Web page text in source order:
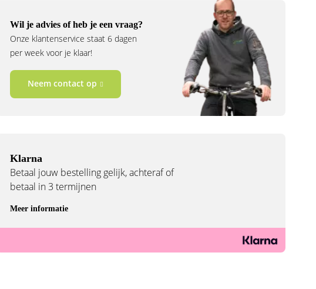
Wil je advies of heb je een vraag?
Onze klantenservice staat 6 dagen
per week voor je klaar!
Neem contact op
Klarna
Betaal jouw bestelling gelijk, achteraf of
betaal in 3 termijnen
Meer informatie